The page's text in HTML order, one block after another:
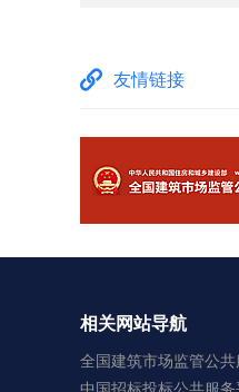
友情链接
相关网站导航
全国建筑市场监管公共